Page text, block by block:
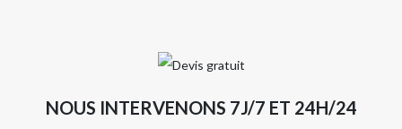
NOUS INTERVENONS 7J/7 ET 24H/24